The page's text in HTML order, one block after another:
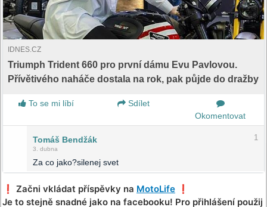
IDNES.CZ
Triumph Trident 660 pro první dámu Evu Pavlovou.
Přívětivého naháče dostala na rok, pak půjde do dražby
To se mi líbí
Sdílet
Okomentovat
Tomáš Bendžák
3. dubna
1
Za co jako?silenej svet
❗️ Začni vkládat příspěvky na MotoLife ❗️
Je to stejně snadné jako na facebooku! Pro přihlášení použij